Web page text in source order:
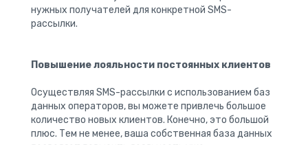
нужных получателей для конкретной SMS-
рассылки.
Повышение лояльности постоянных клиентов
Осуществляя SMS-рассылки с использованием баз
данных операторов, вы можете привлечь большое
количество новых клиентов. Конечно, это большой
плюс. Тем не менее, ваша собственная база данных